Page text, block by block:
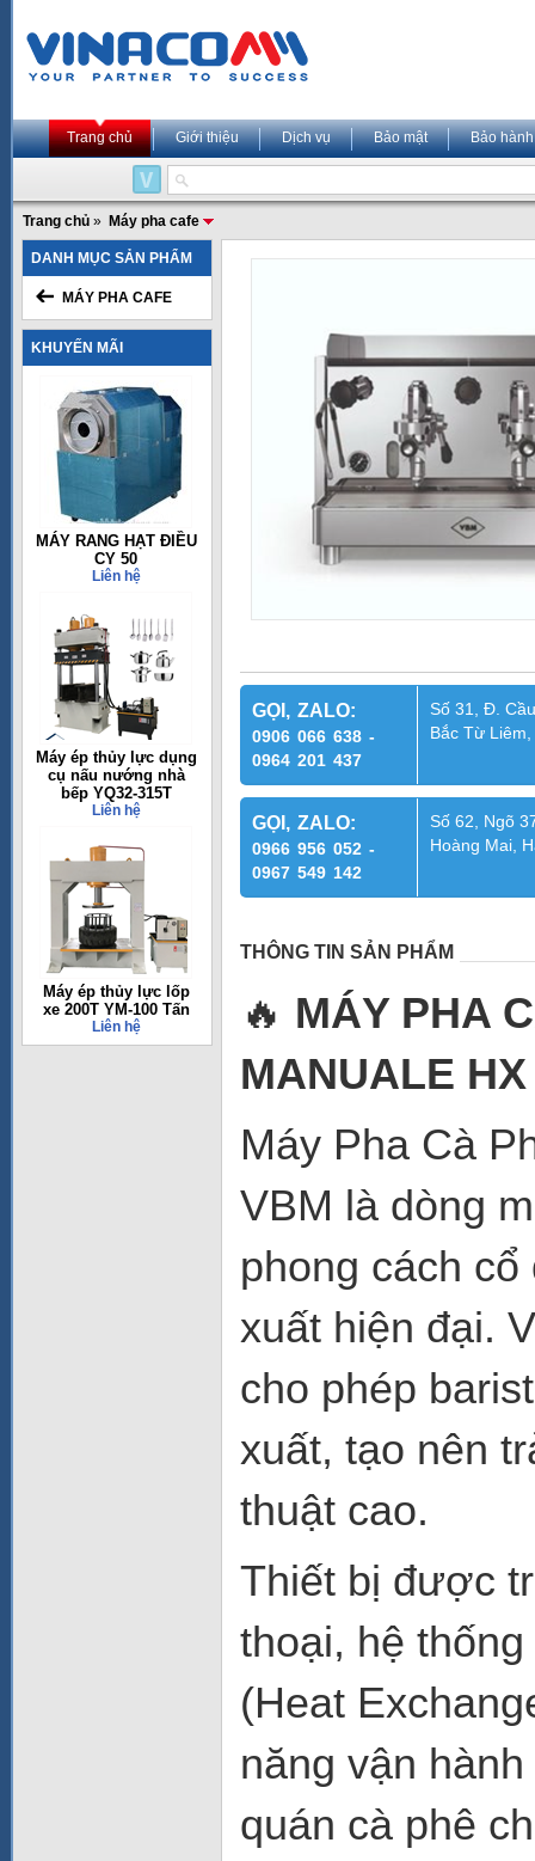
Trang chủ Giới thiệu Dịch vụ Bảo mật Bảo hành
Trang chủ » Máy pha cafe
DANH MỤC SẢN PHẨM
MÁY PHA CAFE
KHUYẾN MÃI
MÁY RANG HẠT ĐIỀU
CY 50
Liên hệ
Máy ép thủy lực dụng
cụ nấu nướng nhà
bếp YQ32-315T
Liên hệ
Máy ép thủy lực lốp
xe 200T YM-100 Tấn
Liên hệ
GỌI, ZALO:
0906 066 638 -
0964 201 437
Số 31, Đ.
Bắc Từ
GỌI, ZALO:
0966 956 052 -
0967 549 142
Số 62, Ngõ
Hoàng Mai,
THÔNG TIN SẢN PHẨM
🔥 MÁY PHA
MANUALE
Máy Pha Cà
VBM là dòng
phong cách
xuất hiện đại.
cho phép
xuất, tạo nên
thuật cao.
Thiết bị được
thoại, hệ
(Heat
năng vận
quán cà phê